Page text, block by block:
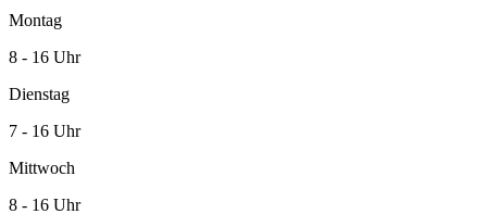
Montag
8 - 16 Uhr
Dienstag
7 - 16 Uhr
Mittwoch
8 - 16 Uhr